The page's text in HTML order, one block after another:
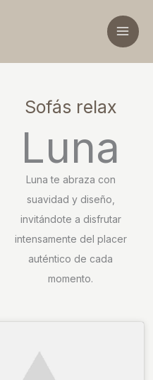
Sofás relax
Luna
Luna te abraza con
suavidad y diseño,
invitándote a disfrutar
intensamente del placer
auténtico de cada
momento.